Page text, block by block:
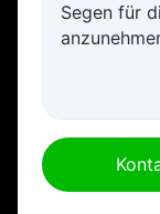
Segen für